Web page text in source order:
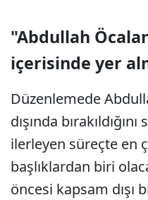
"Abdullah
içerisinde yer
Düzenlemede
dışında
ilerleyen süreçte en
başlıklardan biri
öncesi kapsam dışı